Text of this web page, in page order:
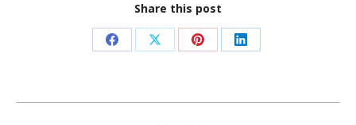
Share this post
Share
Facebook
Share
X
Share
Pinterest
Share
LinkedIn